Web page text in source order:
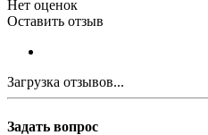
Нет оценок
Оставить отзыв
Загрузка отзывов...
Задать вопрос